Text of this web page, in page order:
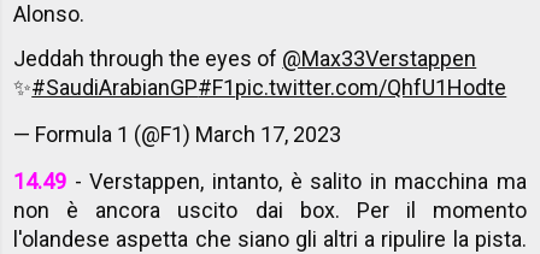
Alonso.
Jeddah through the eyes of @Max33Verstappen
✨#SaudiArabianGP#F1pic.twitter.com/QhfU1Hodte
— Formula 1 (@F1) March 17, 2023
14.49 - Verstappen, intanto, è salito in macchina ma
non è ancora uscito dai box. Per il momento
l'olandese aspetta che siano gli altri a ripulire la pista.